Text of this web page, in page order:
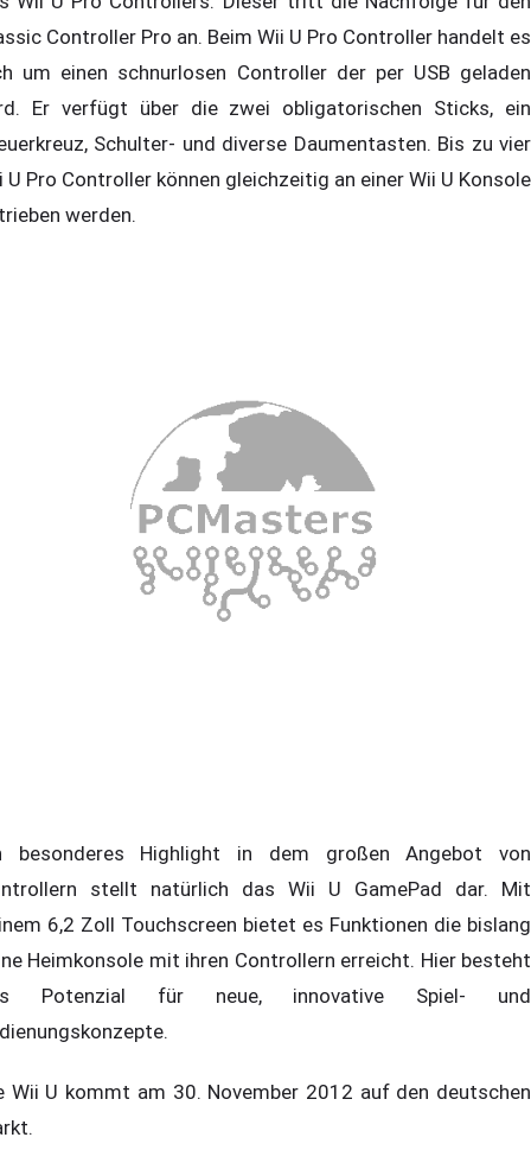
Controller Pro an. Beim Wii U Pro Controller handelt es
um einen schnurlosen Controller der per USB geladen
Er verfügt über die zwei obligatorischen Sticks, ein
Schulter- und diverse Daumentasten. Bis zu vier
U Pro Controller können gleichzeitig an einer Wii U Konsole
werden.
besonderes Highlight in dem großen Angebot von
stellt natürlich das Wii U GamePad dar. Mit
6,2 Zoll Touchscreen bietet es Funktionen die bislang
Heimkonsole mit ihren Controllern erreicht. Hier besteht
Potenzial für neue, innovative Spiel- und
Wii U kommt am 30. November 2012 auf den deutschen